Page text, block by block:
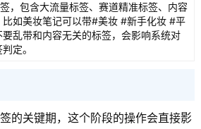
，包含大流量标签、赛道精准标签、内容
比如美妆笔记可以带#美妆 #新手化妆 #平
乱带和内容无关的标签，会影响系统对
定。
的关键期，这个阶段的操作会直接影